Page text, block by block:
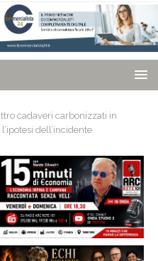
cadaveri carbonizzati in
dell’incidente